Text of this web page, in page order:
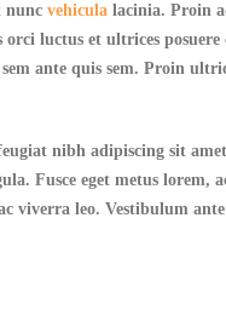
nunc vehicula lacinia. Proin
luctus et ultrices
ante quis sem. Proin
nibh adipiscing sit
Fusce eget metus lorem,
viverra leo. Vestibulum